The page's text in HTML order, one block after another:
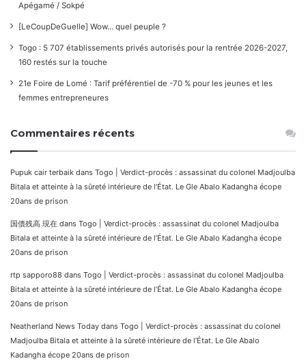
Apégamé / Sokpé
[LeCoupDeGuelle] Wow… quel peuple ?
Togo : 5 707 établissements privés autorisés pour la rentrée 2026-2027,
160 restés sur la touche
21e Foire de Lomé : Tarif préférentiel de -70 % pour les jeunes et les
femmes entrepreneures
Commentaires récents
Pupuk cair terbaik dans Togo | Verdict-procès : assassinat du colonel Madjoulba
Bitala et atteinte à la sûreté intérieure de l’État. Le Gle Abalo Kadangha écope
20ans de prison
国債残高 現在 dans Togo | Verdict-procès : assassinat du colonel Madjoulba
Bitala et atteinte à la sûreté intérieure de l’État. Le Gle Abalo Kadangha écope
20ans de prison
rtp sapporo88 dans Togo | Verdict-procès : assassinat du colonel Madjoulba
Bitala et atteinte à la sûreté intérieure de l’État. Le Gle Abalo Kadangha écope
20ans de prison
Neatherland News Today dans Togo | Verdict-procès : assassinat du colonel
Madjoulba Bitala et atteinte à la sûreté intérieure de l’État. Le Gle Abalo
Kadangha écope 20ans de prison